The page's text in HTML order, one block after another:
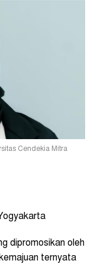
Cendekia Mitra
dipromosikan oleh
ternyata